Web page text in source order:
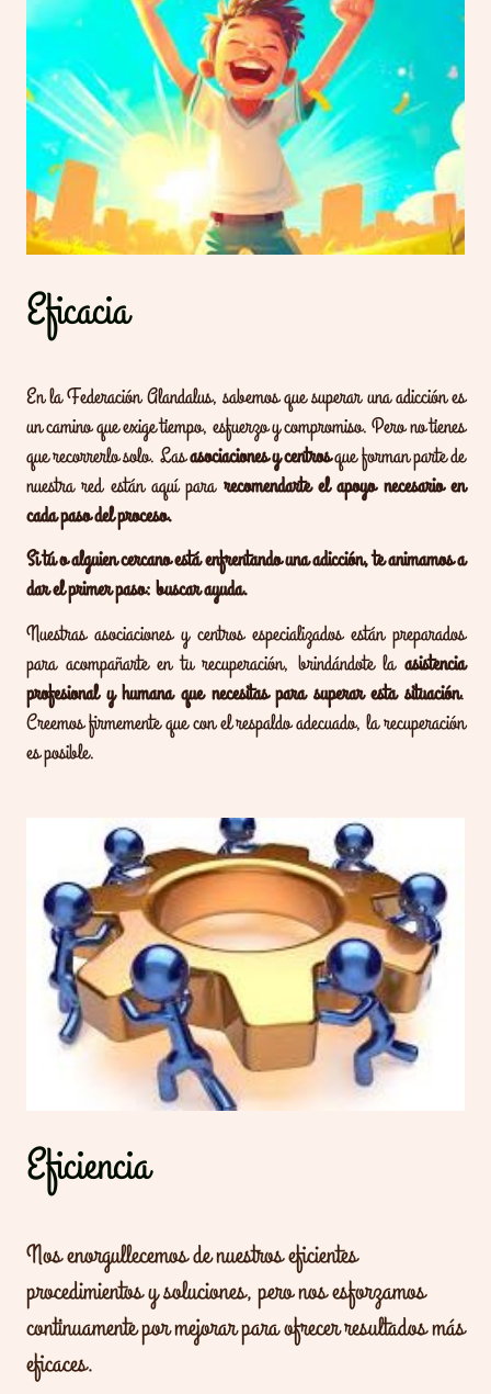
Eficacia
En la Federación Alandalus, sabemos que superar una adicción es
un camino que exige tiempo, esfuerzo y compromiso. Pero no tienes
que recorrerlo solo. Lasasociaciones y centrosque forman parte de
nuestra red están aquí para recomendarte el apoyo necesario en
cada paso del proceso.
Si tú o alguien cercano está enfrentando una adicción, te animamos a
dar el primer paso: buscar ayuda.
Nuestras asociaciones y centros especializados están preparados
para acompañarte en tu recuperación, brindándote la asistencia
profesional y humana que necesitas para superar esta situación.
Creemos firmemente que con el respaldo adecuado, la recuperación
es posible.
Eficiencia
Nos enorgullecemos de nuestros eficientes
procedimientos y soluciones, pero nos esforzamos
continuamente por mejorar para ofrecer resultados más
eficaces.